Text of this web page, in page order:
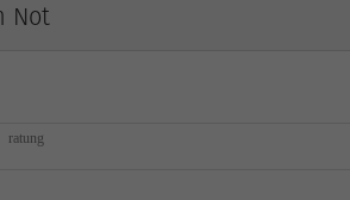
Not